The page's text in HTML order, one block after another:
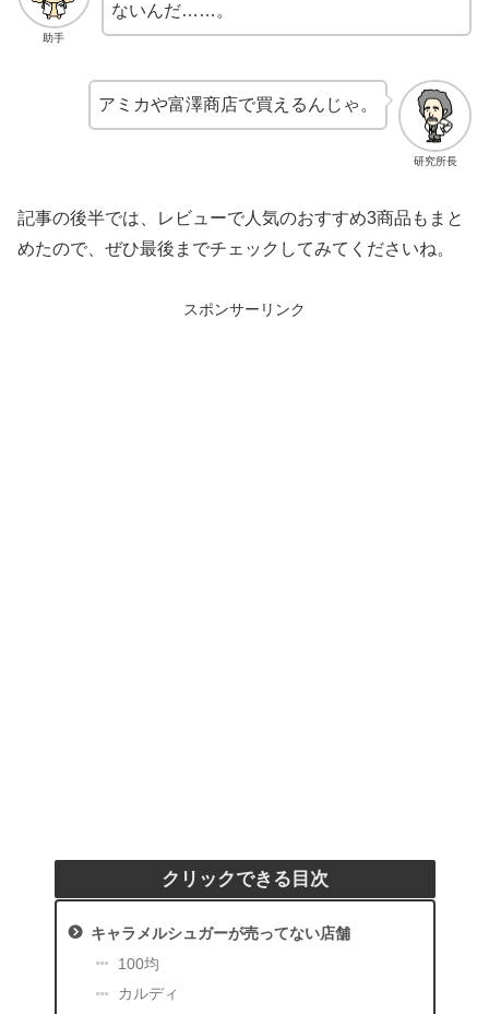
助手
ないんだ……。
研究所長
アミカや富澤商店で買えるんじゃ。
記事の後半では、レビューで人気のおすすめ3商品もまと
めたので、ぜひ最後までチェックしてみてくださいね。
スポンサーリンク
クリックできる目次
キャラメルシュガーが売ってない店舗
100均
カルディ